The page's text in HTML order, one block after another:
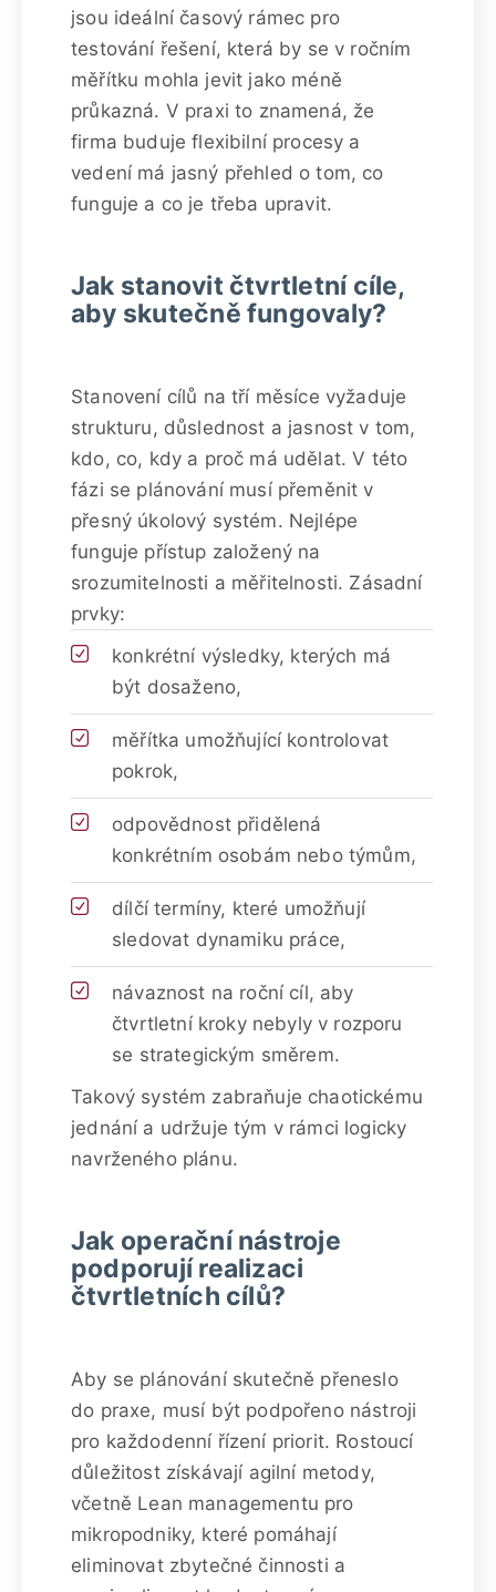
jsou ideální časový rámec pro
testování řešení, která by se v ročním
měřítku mohla jevit jako méně
průkazná. V praxi to znamená, že
firma buduje flexibilní procesy a
vedení má jasný přehled o tom, co
funguje a co je třeba upravit.
Jak stanovit čtvrtletní cíle,
aby skutečně fungovaly?
Stanovení cílů na tří měsíce vyžaduje
strukturu, důslednost a jasnost v tom,
kdo, co, kdy a proč má udělat. V této
fázi se plánování musí přeměnit v
přesný úkolový systém. Nejlépe
funguje přístup založený na
srozumitelnosti a měřitelnosti. Zásadní
prvky:
konkrétní výsledky, kterých má
být dosaženo,
měřítka umožňující kontrolovat
pokrok,
odpovědnost přidělená
konkrétním osobám nebo týmům,
dílčí termíny, které umožňují
sledovat dynamiku práce,
návaznost na roční cíl, aby
čtvrtletní kroky nebyly v rozporu
se strategickým směrem.
Takový systém zabraňuje chaotickému
jednání a udržuje tým v rámci logicky
navrženého plánu.
Jak operační nástroje
podporují realizaci
čtvrtletních cílů?
Aby se plánování skutečně přeneslo
do praxe, musí být podpořeno nástroji
pro každodenní řízení priorit. Rostoucí
důležitost získávají agilní metody,
včetně Lean managementu pro
mikropodniky, které pomáhají
eliminovat zbytečné činnosti a